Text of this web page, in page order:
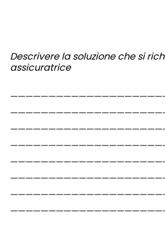
Descrivere la soluzione che si
assicuratrice